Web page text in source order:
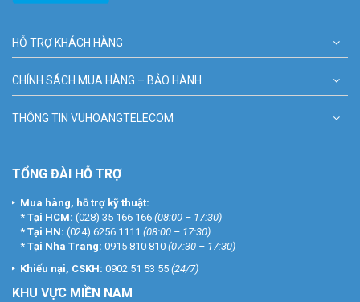
HỖ TRỢ KHÁCH HÀNG
CHÍNH SÁCH MUA HÀNG – BẢO HÀNH
THÔNG TIN VUHOANGTELECOM
TỔNG ĐÀI HỖ TRỢ
Mua hàng, hỗ trợ kỹ thuật:
* Tại HCM: (028) 35 166 166 (08:00 – 17:30)
* Tại HN: (024) 6256 1111 (08:00 – 17:30)
* Tại Nha Trang: 0915 810 810 (07:30 – 17:30)
Khiếu nại, CSKH: 0902 51 53 55 (24/7)
KHU VỰC MIỀN NAM